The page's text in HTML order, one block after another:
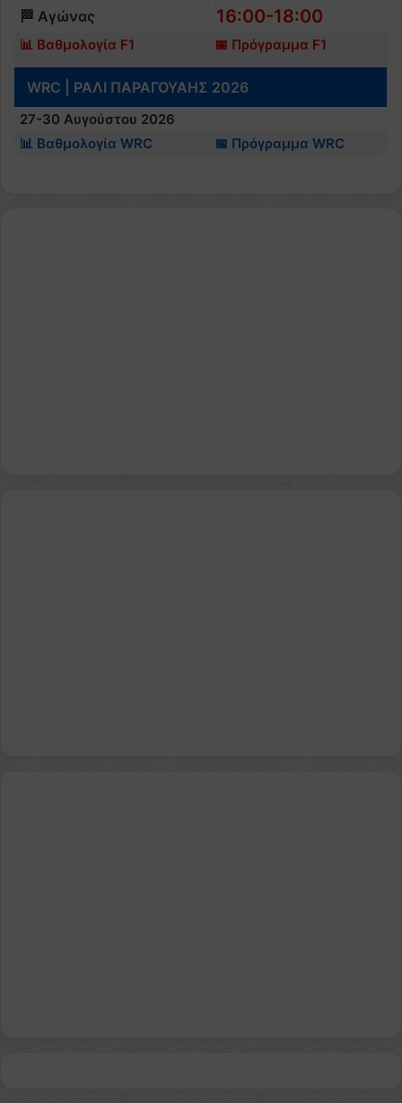
🏁 Αγώνας 16:00-18:00
📊 Βαθμολογία F1 📅 Πρόγραμμα F1
WRC | ΡΑΛΙ ΠΑΡΑΓΟΥΑΗΣ 2026
27-30 Αυγούστου 2026
📊 Βαθμολογία WRC
📅 Πρόγραμμα WRC